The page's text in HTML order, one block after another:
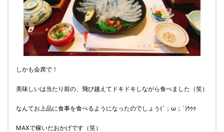
しかも会席で！
美味しいは当たり前の、飛び越えてドキドキしながら食べました（笑）
なんてお上品に食事を食べるようになったのでしょう(´；ω；`)ｳｩｩ
MAXで稼いだおかげです（笑）